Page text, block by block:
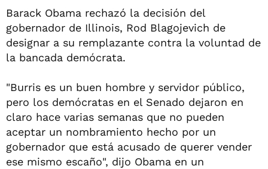
Barack Obama rechazó la decisión del
gobernador de Illinois, Rod Blagojevich de
designar a su remplazante contra la voluntad de
la bancada demócrata.
"Burris es un buen hombre y servidor público,
pero los demócratas en el Senado dejaron en
claro hace varias semanas que no pueden
aceptar un nombramiento hecho por un
gobernador que está acusado de querer vender
ese mismo escaño", dijo Obama en un